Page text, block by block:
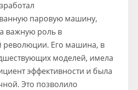
паровую машину,
важную роль в
Его машина, в
моделей, имела
эффективности и была
Это позволило